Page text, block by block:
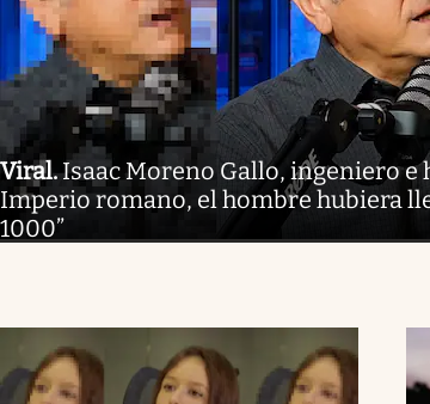
Viral.Isaac Moreno Gallo, ingeniero e
Imperio romano, el hombre hubiera
1000”